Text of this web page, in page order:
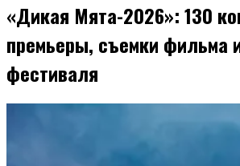
«Дикая Мята-2026»: 130
премьеры, съемки фильма
фестиваля